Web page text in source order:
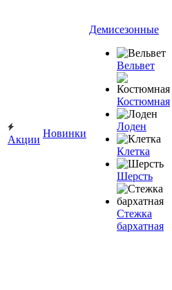
Акции
Новинки
Демисезонные
Вельвет
Костюмная
Лоден
Клетка
Шерсть
Стежка
бархатная